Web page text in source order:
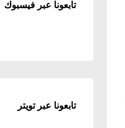
تابعونا عبر فيسبوك
تابعونا عبر تويتر